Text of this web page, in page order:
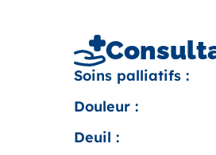
Soins palliatifs :
Douleur :
Deuil :